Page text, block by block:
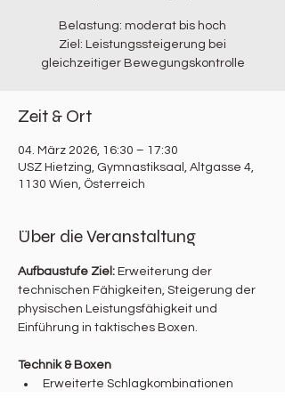
Belastung: moderat bis hoch
Ziel: Leistungssteigerung bei
gleichzeitiger Bewegungskontrolle
Zeit & Ort
04. März 2026, 16:30 – 17:30
USZ Hietzing, Gymnastiksaal, Altgasse 4,
1130 Wien, Österreich
Über die Veranstaltung
Aufbaustufe Ziel: Erweiterung der
technischen Fähigkeiten, Steigerung der
physischen Leistungsfähigkeit und
Einführung in taktisches Boxen.
Technik & Boxen
Erweiterte Schlagkombinationen